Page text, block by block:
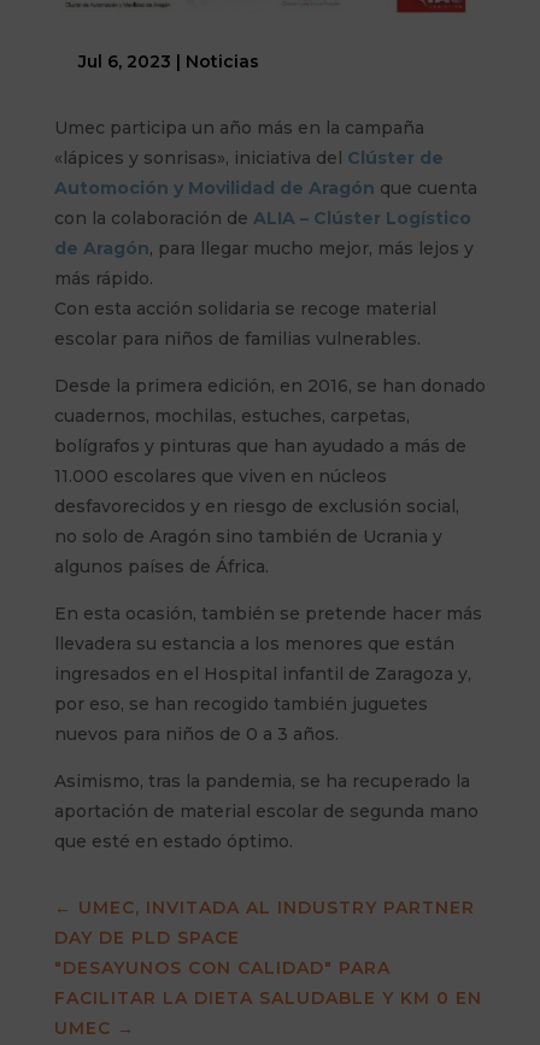
Jul 6, 2023 | Noticias
Umec participa un año más en la campaña
«lápices y sonrisas», iniciativa del Clúster de
Automoción y Movilidad de Aragón que cuenta
con la colaboración de ALIA – Clúster Logístico
de Aragón, para llegar mucho mejor, más lejos y
más rápido.
Con esta acción solidaria se recoge material
escolar para niños de familias vulnerables.
Desde la primera edición, en 2016, se han donado
cuadernos, mochilas, estuches, carpetas,
bolígrafos y pinturas que han ayudado a más de
11.000 escolares que viven en núcleos
desfavorecidos y en riesgo de exclusión social,
no solo de Aragón sino también de Ucrania y
algunos países de África.
En esta ocasión, también se pretende hacer más
llevadera su estancia a los menores que están
ingresados en el Hospital infantil de Zaragoza y,
por eso, se han recogido también juguetes
nuevos para niños de 0 a 3 años.
Asimismo, tras la pandemia, se ha recuperado la
aportación de material escolar de segunda mano
que esté en estado óptimo.
← UMEC, INVITADA AL INDUSTRY PARTNER
DAY DE PLD SPACE
"DESAYUNOS CON CALIDAD" PARA
FACILITAR LA DIETA SALUDABLE Y KM 0 EN
UMEC →